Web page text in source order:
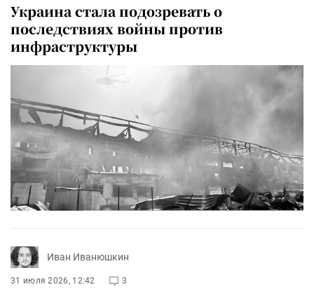
Украина стала подозревать о
последствиях войны против
инфраструктуры
Иван Иванюшкин
31 июля 2026, 12:42 3